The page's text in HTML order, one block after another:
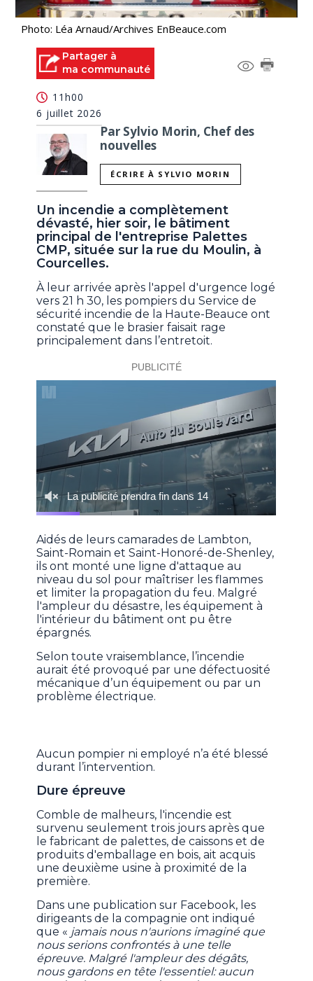
Photo: Léa Arnaud/Archives EnBeauce.com
Partager à
ma communauté
11h00
6 juillet 2026
Par Sylvio Morin, Chef des
nouvelles
ÉCRIRE À SYLVIO MORIN
Un incendie a complètement
dévasté, hier soir, le bâtiment
principal de l'entreprise Palettes
CMP, située sur la rue du Moulin, à
Courcelles.
À leur arrivée après l'appel d'urgence logé
vers 21 h 30, les pompiers du Service de
sécurité incendie de la Haute-Beauce ont
constaté que le brasier faisait rage
principalement dans l’entretoit.
Aidés de leurs camarades de Lambton,
Saint-Romain et Saint-Honoré-de-Shenley,
ils ont monté une ligne d'attaque au
niveau du sol pour maîtriser les flammes
et limiter la propagation du feu. Malgré
l'ampleur du désastre, les équipement à
l'intérieur du bâtiment ont pu être
épargnés.
Selon toute vraisemblance, l’incendie
aurait été provoqué par une défectuosité
mécanique d’un équipement ou par un
problème électrique.
Aucun pompier ni employé n’a été blessé
durant l’intervention.
Dure épreuve
Comble de malheurs, l'incendie est
survenu seulement trois jours après que
le fabricant de palettes, de caissons et de
produits d'emballage en bois, ait acquis
une deuxième usine à proximité de la
première.
Dans une publication sur Facebook, les
dirigeants de la compagnie ont indiqué
que « jamais nous n'aurions imaginé que
nous serions confrontés à une telle
épreuve. Malgré l'ampleur des dégâts,
nous gardons en tête l'essentiel: aucun